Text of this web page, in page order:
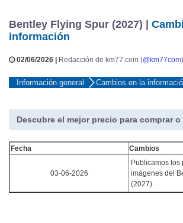
Bentley Flying Spur (2027) |
información
02/06/2026 | Redacción de km77.com (@km77com)
Información general Cambios en la
Descubre el mejor precio para comprar
Fecha Cambios
03-06-2026
Publicamos los
imágenes del
(2027).